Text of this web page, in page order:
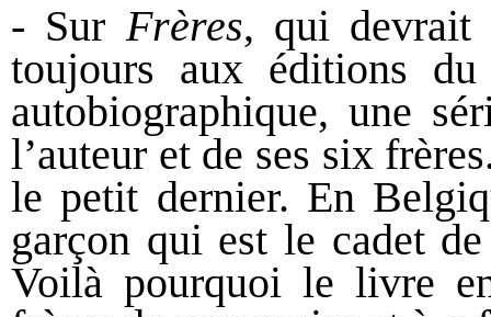
- SurFrères, qui devrait
toujours aux éditions
autobiographique, une
l’auteur et de ses six
le petit dernier. En
garçon qui est le cadet
Voilà pourquoi le livre